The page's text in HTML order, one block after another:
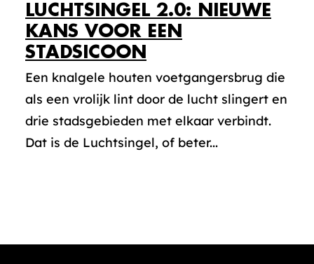
LUCHTSINGEL 2.0: NIEUWE
KANS VOOR EEN
STADSICOON
Een knalgele houten voetgangersbrug die
als een vrolijk lint door de lucht slingert en
drie stadsgebieden met elkaar verbindt.
Dat is de Luchtsingel, of beter...